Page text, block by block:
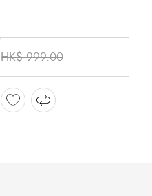
HK$999.00